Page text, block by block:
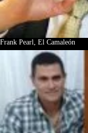
Frank Pearl, El Camaleón